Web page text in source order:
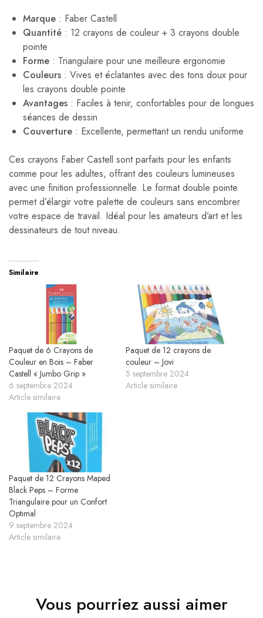
Marque : Faber Castell
Quantité : 12 crayons de couleur + 3 crayons double
pointe
Forme : Triangulaire pour une meilleure ergonomie
Couleurs : Vives et éclatantes avec des tons doux pour
les crayons double pointe
Avantages : Faciles à tenir, confortables pour de longues
séances de dessin
Couverture : Excellente, permettant un rendu uniforme
Ces crayons Faber Castell sont parfaits pour les enfants
comme pour les adultes, offrant des couleurs lumineuses
avec une finition professionnelle. Le format double pointe
permet d’élargir votre palette de couleurs sans encombrer
votre espace de travail. Idéal pour les amateurs d’art et les
dessinateurs de tout niveau.
Similaire
Paquet de 6 Crayons de
Couleur en Bois – Faber
Castell « Jumbo Grip »
6 septembre 2024
Article similaire
Paquet de 12 crayons de
couleur – Jovi
5 septembre 2024
Article similaire
Paquet de 12 Crayons Maped
Black Peps – Forme
Triangulaire pour un Confort
Optimal
9 septembre 2024
Article similaire
Vous pourriez aussi aimer